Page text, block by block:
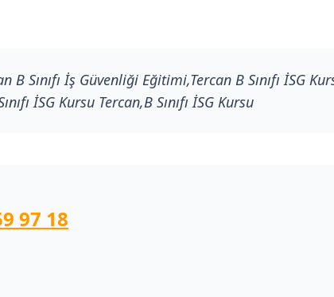
B Sınıfı İş Güvenliği Eğitimi,Tercan B Sınıfı İSG
İSG Kursu Tercan,B Sınıfı İSG Kursu
97 18